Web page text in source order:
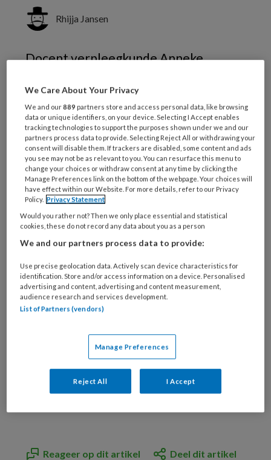
Rhijja Jansen
Docent verpleegkunde Anneke
gewonnen met haar onderzoek naar
de effecten van CAVE.Dit is een
gepersonaliseerde film over iemand
met dementie, waarbij favoriete
beelden en muziek voorbijkomen.
Van harte gefeliciteerd!
‘Dank! Ik ben
PREMIUM
Al abonnee?Log dan in
Reageer op dit artikel Deel dit artikel
We Care About Your Privacy
We and our889 partners store and access personal data, like browsing
data or unique identifiers, on your device. Selecting I Accept enables
tracking technologies to support the purposes shown under we and our
partners process data to provide. Selecting Reject All or withdrawing your
consent will disable them. If trackers are disabled, some content and ads
you see may not be as relevant to you. You can resurface this menu to
change your choices or withdraw consent at any time by clicking the
Manage Preferences link on the bottom of the webpage. Your choices will
have effect within our Website. For more details, refer to our Privacy
Policy. Privacy Statement
Would you rather not? Then we only place essential and statistical
cookies, these do not record any data about you as a person
We and our partners process data to provide:
Use precise geolocation data. Actively scan device characteristics for
identification. Store and/or access information on a device. Personalised
advertising and content, advertising and content measurement,
audience research and services development.
List of Partners (vendors)
Manage Preferences
Reject All I Accept